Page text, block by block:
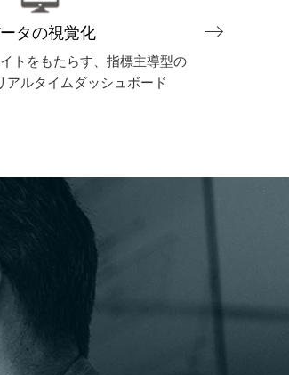
タの視覚化
トをもたらす、指標主導型の
アルタイムダッシュボード